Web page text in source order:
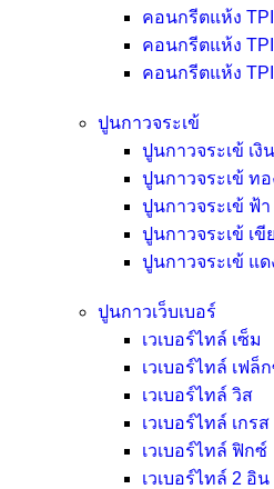
คอนกรีตแห้ง
คอนกรีตแห้ง
คอนกรีตแห้ง
ปูนกาวจระเข้
ปูนกาวจระเข้ เงิน
ปูนกาวจระเข้ ทอ
ปูนกาวจระเข้ ฟ้า
ปูนกาวจระเข้ เขี
ปูนกาวจระเข้ แด
ปูนกาวเว็บเบอร์
เวเบอร์ไทล์ เซ็ม
เวเบอร์ไทล์ เฟล็
เวเบอร์ไทล์ วิส
เวเบอร์ไทล์ เกรส
เวเบอร์ไทล์ ฟิกซ์
เวเบอร์ไทล์ 2 อิน